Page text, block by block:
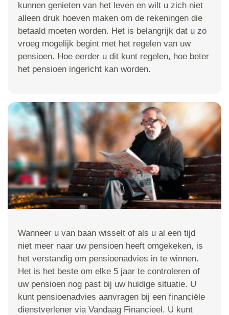
kunnen genieten van het leven en wilt u zich niet
alleen druk hoeven maken om de rekeningen die
betaald moeten worden. Het is belangrijk dat u zo
vroeg mogelijk begint met het regelen van uw
pensioen. Hoe eerder u dit kunt regelen, hoe beter
het pensioen ingericht kan worden.
Wanneer u van baan wisselt of als u al een tijd
niet meer naar uw pensioen heeft omgekeken, is
het verstandig om pensioenadvies in te winnen.
Het is het beste om elke 5 jaar te controleren of
uw pensioen nog past bij uw huidige situatie. U
kunt pensioenadvies aanvragen bij een financiële
dienstverlener via Vandaag Financieel. U kunt